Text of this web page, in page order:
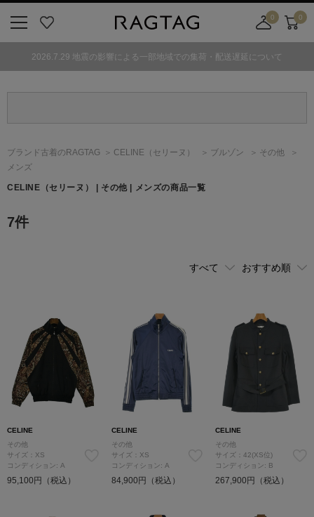
気
0
舗
カ
ト
0
2026.7.29 地震の影響による一部地域での集荷・配送遅延について
ブランド古着のRAGTAG CELINE （セリーヌ） ブルゾン
その他
メンズ
CELINE （セリーヌ） | その他 | メンズの商品一覧
7件
CELINE
その他
サイズ：XS
コンディション: A
95,100円（税込）
CELINE
その他
サイズ：XS
コンディション: A
84,900円（税込）
CELINE
その他
サイズ：42(XS位)
コンディション: B
267,900円（税込）